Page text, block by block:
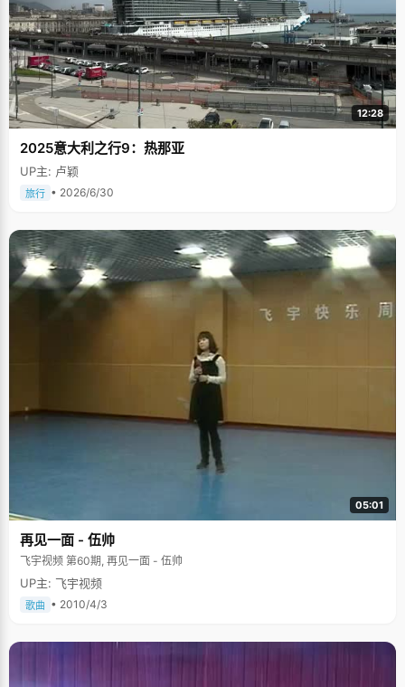
12:28
2025意大利之行9：热那亚
UP主: 卢颖
旅行 • 2026/6/30
05:01
再见一面 - 伍帅
飞宇视频 第60期, 再见一面 - 伍帅
UP主: 飞宇视频
歌曲 • 2010/4/3